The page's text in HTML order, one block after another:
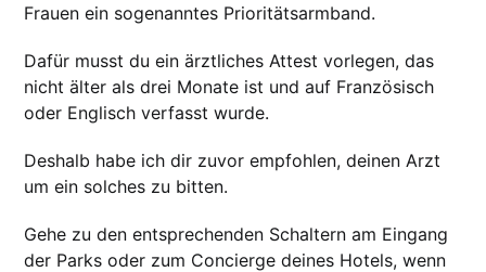
Frauen ein sogenanntes Prioritätsarmband.
Dafür musst du ein ärztliches Attest vorlegen, das
nicht älter als drei Monate ist und auf Französisch
oder Englisch verfasst wurde.
Deshalb habe ich dir zuvor empfohlen, deinen Arzt
um ein solches zu bitten.
Gehe zu den entsprechenden Schaltern am Eingang
der Parks oder zum Concierge deines Hotels, wenn